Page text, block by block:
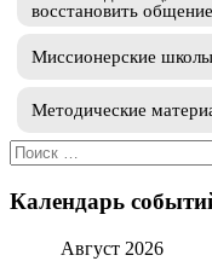
восстановить
Миссионерские школы
Методические
Искать:
Календарь
Август 2026